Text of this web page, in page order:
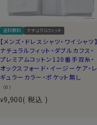
送料無料 ナチュラルフィット
【メンズ・ドレスシャツ・ワイシャツ】
ナチュラルフィット・ダブルカフス・
プレミアムコットン120番手双糸・
オックスフォード・イージーケア・レ
ギュラーカラー・ポケット無し
（0）
¥9,900 税込